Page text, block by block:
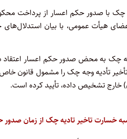
با صدور حکم اعسار از پرداخت
هیأت عمومی، با بیان
چک به محض صدور حکم اعسار اعتقاد
تأدیه وجه چک را مشمول قانون
خارج تشخیص داده، تأیید کرده است.
خسارت تاخیر تادیه چک از زمان صدور